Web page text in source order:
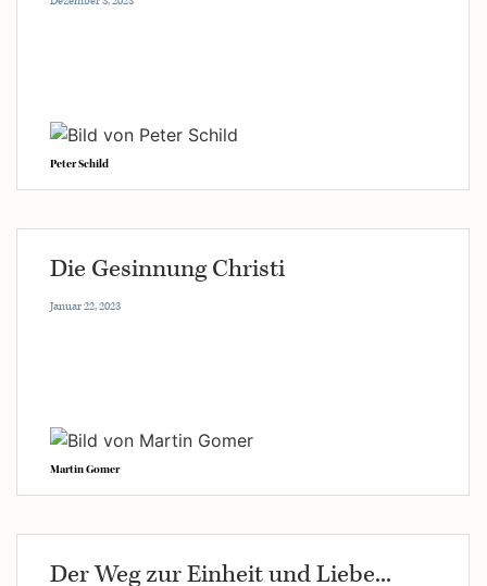
Peter Schild
Die Gesinnung Christi
Januar 22, 2023
Martin Gomer
Der Weg zur Einheit und Liebe...